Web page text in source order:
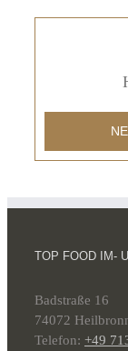
TOP FOOD IM-
Badstraße 16
74072
Telefon: +49